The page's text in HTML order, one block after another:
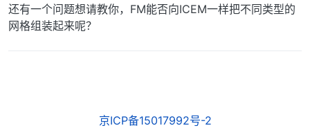
还有一个问题想请教你，FM能否向ICEM一样把不同类型的
网格组装起来呢？
京ICP备15017992号-2